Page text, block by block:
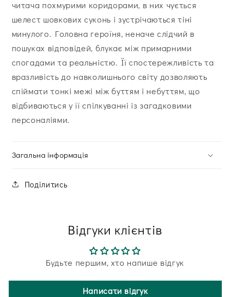
читача похмурими коридорами, в них чується
шелест шовкових суконь і зустрічаються тіні
минулого. Головна героїня, неначе слідчий в
пошуках відповідей, блукає між примарними
спогадами та реальністю. Її спостережливість та
вразливість до навколишнього світу дозволяють
спіймати тонкі межі між буттям і небуттям, що
відбиваються у її спілкуванні із загадковими
персоналіями.
Загальна інформація
Поділитись
Відгуки клієнтів
Будьте першим, хто напише відгук
Написати відгук